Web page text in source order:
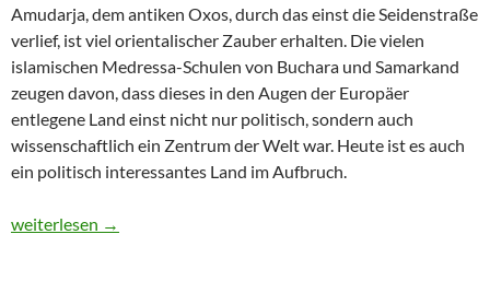
Amudarja, dem antiken Oxos, durch das einst die Seidenstraße
verlief, ist viel orientalischer Zauber erhalten. Die vielen
islamischen Medressa-Schulen von Buchara und Samarkand
zeugen davon, dass dieses in den Augen der Europäer
entlegene Land einst nicht nur politisch, sondern auch
wissenschaftlich ein Zentrum der Welt war. Heute ist es auch
ein politisch interessantes Land im Aufbruch.
Usbekistan 2025: Unterwegs in einem Land im Aufbruch
weiterlesen →